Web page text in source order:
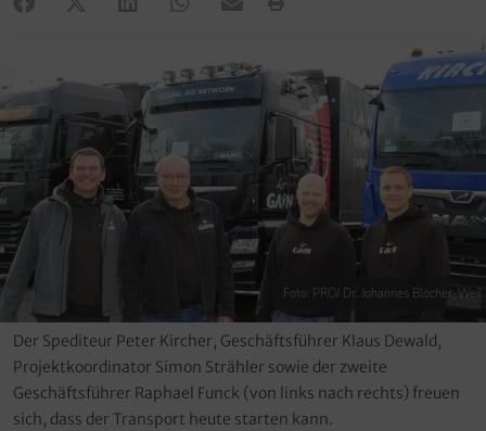
Foto: PRO/ Dr. Johannes Blöcher-Weil
Der Spediteur Peter Kircher, Geschäftsführer Klaus Dewald,
Projektkoordinator Simon Strähler sowie der zweite
Geschäftsführer Raphael Funck (von links nach rechts) freuen
sich, dass der Transport heute starten kann.